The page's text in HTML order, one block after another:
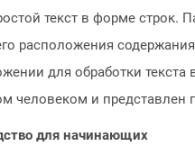
текст в форме строк.
расположения
для обработки
человеком и
для начинающих